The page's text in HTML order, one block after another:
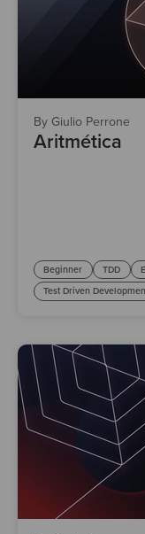
By Giulio Perrone
Aritmética
Beginner TDD
Test Driven